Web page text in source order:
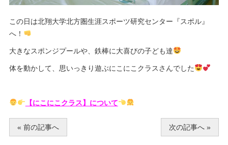
この日は北翔大学北方圏生涯スポーツ研究センター『スポル』
へ！
大きなスポンジプールや、鉄棒に大喜びの子ども達
体を動かして、思いっきり遊ぶにこにこクラスさんでした
【にこにこクラス】について
« 前の記事へ 次の記事へ »